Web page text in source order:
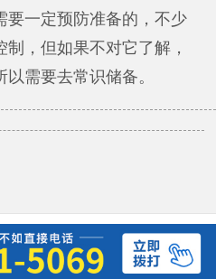
要一定预防准备的，不少
，但如果不对它了解，
需要去常识储备。